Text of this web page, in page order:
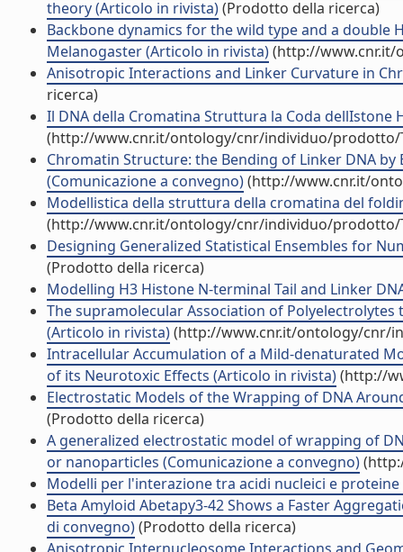
theory (Articolo in rivista)(Prodotto della ricerca)
Backbone dynamics for the wild type and a
Melanogaster (Articolo in rivista)(http://www.cnr.it/
Anisotropic Interactions and Linker Curvature in
ricerca)
Il DNA della Cromatina Struttura la Coda dellIstone
(http://www.cnr.it/ontology/cnr/individuo/prodotto/
Chromatin Structure: the Bending of Linker DNA
(Comunicazione a convegno)(http://www.cnr.it/
Modellistica della struttura della cromatina del
(http://www.cnr.it/ontology/cnr/individuo/prodotto/
Designing Generalized Statistical Ensembles for
(Prodotto della ricerca)
Modelling H3 Histone N-terminal Tail and Linker
The supramolecular Association of
(Articolo in rivista)(http://www.cnr.it/ontology/cnr/
Intracellular Accumulation of a Mild-denaturated
of its Neurotoxic Effects (Articolo in rivista)(http://
Electrostatic Models of the Wrapping of DNA
(Prodotto della ricerca)
A generalized electrostatic model of wrapping of
or nanoparticles (Comunicazione a convegno)
Modelli per l'interazione tra acidi nucleici e
Beta Amyloid Abetapy3-42 Shows a Faster
di convegno)(Prodotto della ricerca)